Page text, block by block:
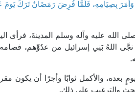
وَأَمَرَ بِصِيَامِهِ، فَلَمَّا فُرِضَ رَمَضَانُ تَرَكَ يَومَ
الله عليه وآله وسلم المدينةَ، فرأى
نجَّى اللهُ بَنِي إسرائيل من عدُوِّهم،
والأكمل ثوابًا وأجرًا أن يكون
والترغيب على ذلك.